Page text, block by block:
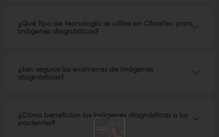
¿Qué tipo de tecnología se utiliza en Clinaltec para
imágenes diagnósticas?
¿Son seguros los exámenes de imágenes
diagnósticas?
¿Cómo benefician las imágenes diagnósticas a los
pacientes?